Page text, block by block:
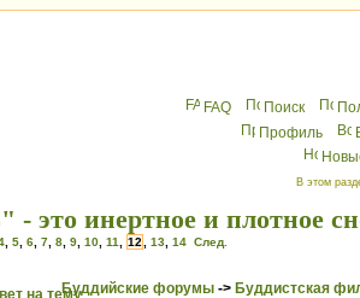
FAQ Поиск
Профиль
В этом
- это инертное и плотное
5 6 7 8 9 10 11 12 13 14 След.
Буддийские форумы -> Буддистская